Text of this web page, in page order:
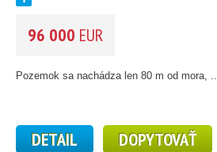
96 000 EUR
Pozemok sa nachádza len 80 m od mora, ..
DETAIL DOPYTOVAŤ